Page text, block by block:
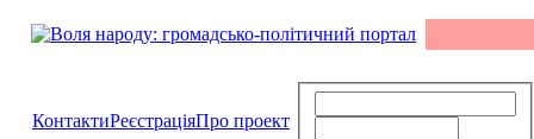
КонтактиРеєстраціяПро проект